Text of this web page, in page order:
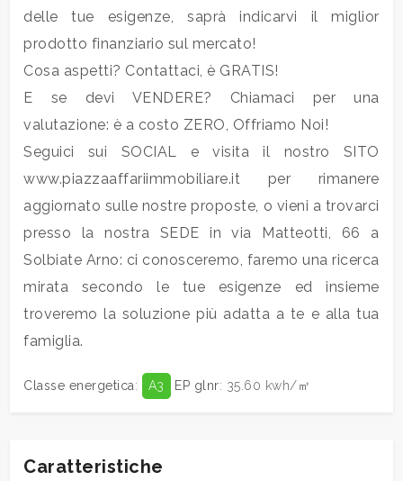
delle tue esigenze, saprà indicarvi il miglior
prodotto finanziario sul mercato!
Cosa aspetti? Contattaci, è GRATIS!
E se devi VENDERE? Chiamaci per una
valutazione: è a costo ZERO, Offriamo Noi!
Seguici sui SOCIAL e visita il nostro SITO
www.piazzaaffariimmobiliare.it per rimanere
aggiornato sulle nostre proposte, o vieni a trovarci
presso la nostra SEDE in via Matteotti, 66 a
Solbiate Arno: ci conosceremo, faremo una ricerca
mirata secondo le tue esigenze ed insieme
troveremo la soluzione più adatta a te e alla tua
famiglia.
Classe energetica: A3 EP glnr: 35.60 kwh/㎡
Caratteristiche
Posto auto/Box
Balcone/Terrazzo
Ascensore
Arredato
Nuova costruzione
Lusso